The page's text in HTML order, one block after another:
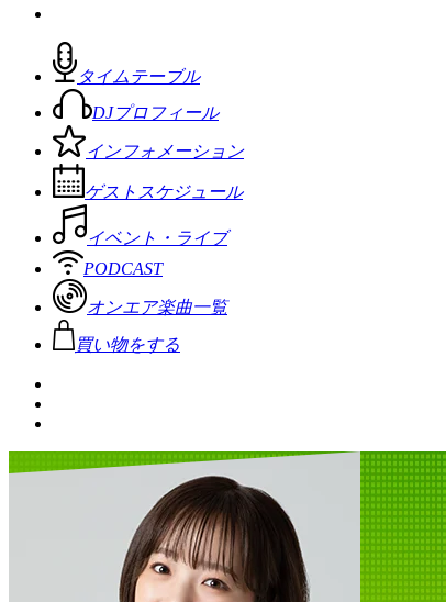
タイムテーブル
DJプロフィール
インフォメーション
ゲストスケジュール
イベント・ライブ
PODCAST
オンエア楽曲一覧
買い物をする